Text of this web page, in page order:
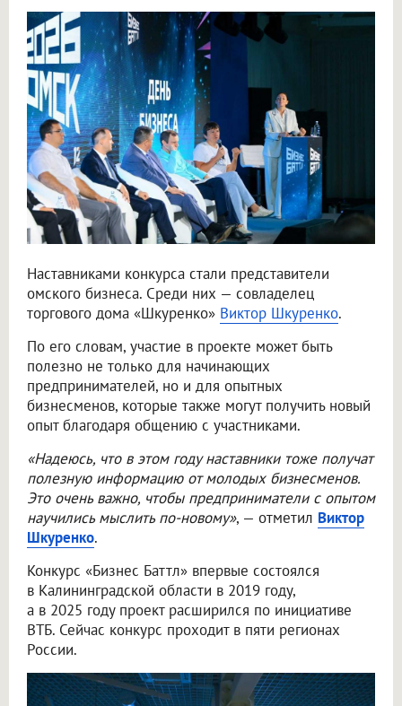
Наставниками конкурса стали представители
омского бизнеса. Среди них — совладелец
торгового дома «Шкуренко» Виктор Шкуренко.
По его словам, участие в проекте может быть
полезно не только для начинающих
предпринимателей, но и для опытных
бизнесменов, которые также могут получить новый
опыт благодаря общению с участниками.
«Надеюсь, что в этом году наставники тоже получат
полезную информацию от молодых бизнесменов.
Это очень важно, чтобы предприниматели с опытом
научились мыслить по-новому», — отметил Виктор
Шкуренко.
Конкурс «Бизнес Баттл» впервые состоялся
в Калининградской области в 2019 году,
а в 2025 году проект расширился по инициативе
ВТБ. Сейчас конкурс проходит в пяти регионах
России.